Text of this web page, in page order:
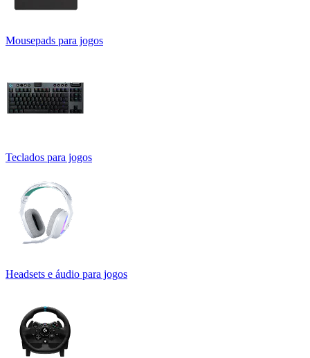
Mousepads para jogos
Teclados para jogos
Headsets e áudio para jogos